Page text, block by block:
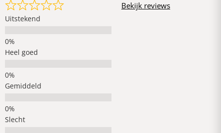
Uitstekend
Heel goed
Gemiddeld
Slecht
Bekijk reviews